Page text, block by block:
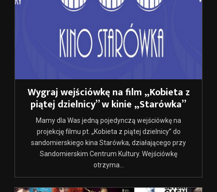
Wygraj wejściówkę na film „Kobieta z
piątej dzielnicy” w kinie „Starówka”
Mamy dla Was jedną pojedynczą wejściówkę na
projekcję filmu pt. „Kobieta z piątej dzielnicy” do
sandomierskiego kina Starówka, działającego przy
Sandomierskim Centrum Kultury. Wejściówkę
otrzyma...